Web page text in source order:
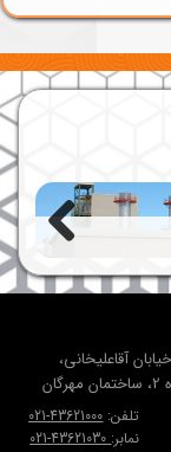
آقاعلیخانی،
تلفن:43621000-021
نمابر:43621030-021